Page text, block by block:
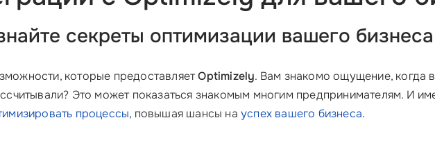
секреты оптимизации вашего бизнеса
которые предоставляетOptimizely. Вам знакомо ощущение, когда
Это может показаться знакомым многим предпринимателям. И
процессы, повышая шансы науспех вашего бизнеса.